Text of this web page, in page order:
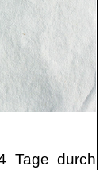
Tage durch